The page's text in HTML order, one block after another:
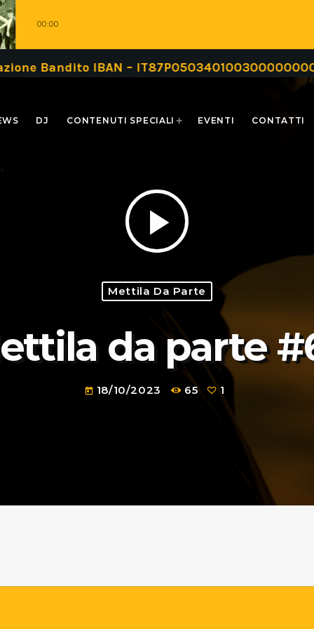
00:00
Bandito IBAN –
DJ CONTENUTI SPECIALI EVENTI CONTATTI
play_arrow
Mettila Da Parte
da parte
today 18/10/2023 65 1